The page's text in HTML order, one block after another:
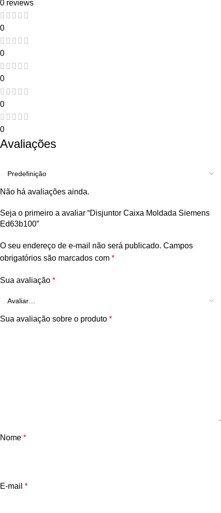
0 reviews
0
0
0
0
0
Avaliações
Não há avaliações ainda.
Seja o primeiro a avaliar “Disjuntor Caixa Moldada Siemens
Ed63b100”
O seu endereço de e-mail não será publicado. Campos
obrigatórios são marcados com *
Sua avaliação *
Sua avaliação sobre o produto *
Nome *
E-mail *